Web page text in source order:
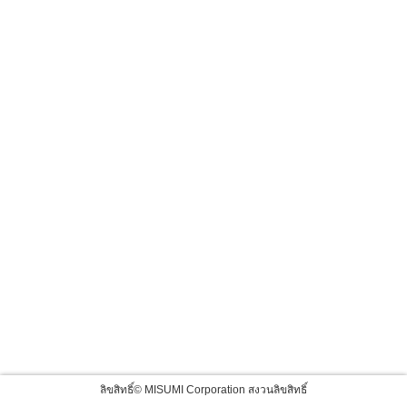
ลิขสิทธิ์© MISUMI Corporation สงวนลิขสิทธิ์